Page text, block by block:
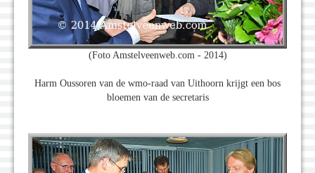
(Foto Amstelveenweb.com - 2014)
Harm Oussoren van de wmo-raad van Uithoorn krijgt een bos
bloemen van de secretaris